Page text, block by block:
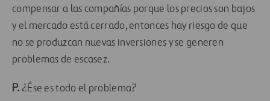
compensar a las compañías porque los precios son bajos
y el mercado está cerrado, entonces hay riesgo de que
no se produzcan nuevas inversiones y se generen
problemas de escasez.
P. ¿Ése es todo el problema?